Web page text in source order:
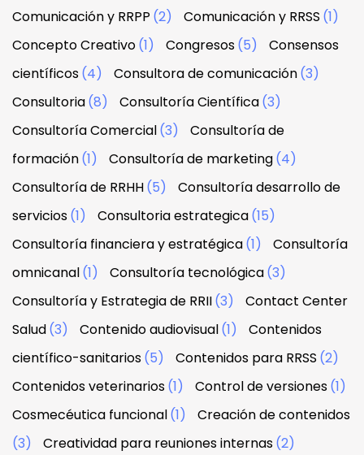
Comunicación y RRPP (2) Comunicación y RRSS (1)
Concepto Creativo(1) Congresos(5)
Consensos
científicos(4) Consultora de comunicación(3)
Consultoria(8) Consultoría Científica(3)
Consultoría Comercial(3)
Consultoría de
formación(1) Consultoría de marketing(4)
Consultoría de RRHH(5)
Consultoría desarrollo de
servicios(1) Consultoria estrategica(15)
Consultoría financiera y estratégica(1)
Consultoría
omnicanal(1) Consultoría tecnológica(3)
Consultoría y Estrategia de RRII(3)
Contact Center
Salud(3) Contenido audiovisual(1)
Contenidos
científico-sanitarios(5) Contenidos para RRSS (2)
Contenidos veterinarios(1) Control de versiones(1)
Cosmecéutica funcional(1)
Creación de contenidos
(3)
Creatividad para reuniones internas(2)